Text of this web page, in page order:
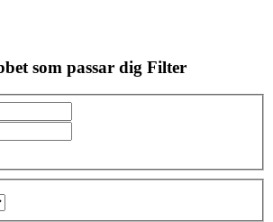
som passar dig Filter